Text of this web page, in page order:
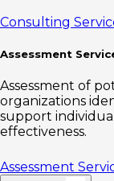
Consulting
Assessment
Assessment of
organizations
support
effectiveness.
Assessment